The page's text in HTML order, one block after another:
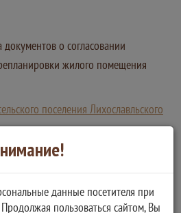
о согласовании
жилого помещения
поселения Лихославльского
и согласование переустройства и
данные посетителя при
пользоваться сайтом, Вы